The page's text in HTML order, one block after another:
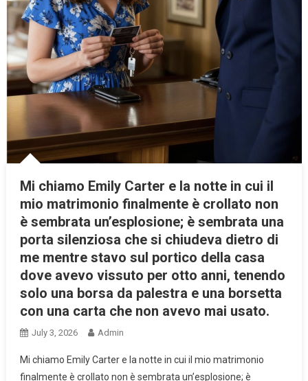
Mi chiamo Emily Carter e la notte in cui il
mio matrimonio finalmente è crollato non
è sembrata un’esplosione; è sembrata una
porta silenziosa che si chiudeva dietro di
me mentre stavo sul portico della casa
dove avevo vissuto per otto anni, tenendo
solo una borsa da palestra e una borsetta
con una carta che non avevo mai usato.
July 3, 2026 Admin
Mi chiamo Emily Carter e la notte in cui il mio matrimonio
finalmente è crollato non è sembrata un’esplosione; è